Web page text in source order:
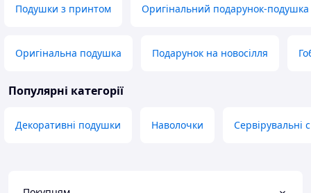
Подушки з принтом Оригінальний подарунок-подушка
Оригінальна подушка Подарунок на новосілля
Популярні категорії
Декоративні подушки Наволочки Сервірувальні